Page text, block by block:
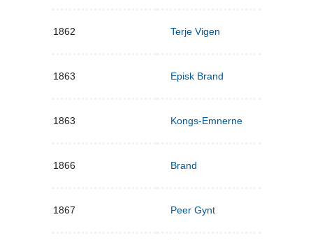
1862 Terje Vigen
1863 Episk Brand
1863 Kongs-Emnerne
1866 Brand
1867 Peer Gynt